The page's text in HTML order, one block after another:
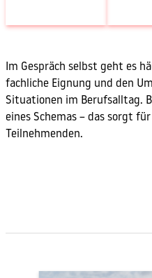
Im Gespräch selbst geht es
fachliche Eignung und den
Situationen im Berufsalltag.
eines Schemas – das sorgt
Teilnehmenden.